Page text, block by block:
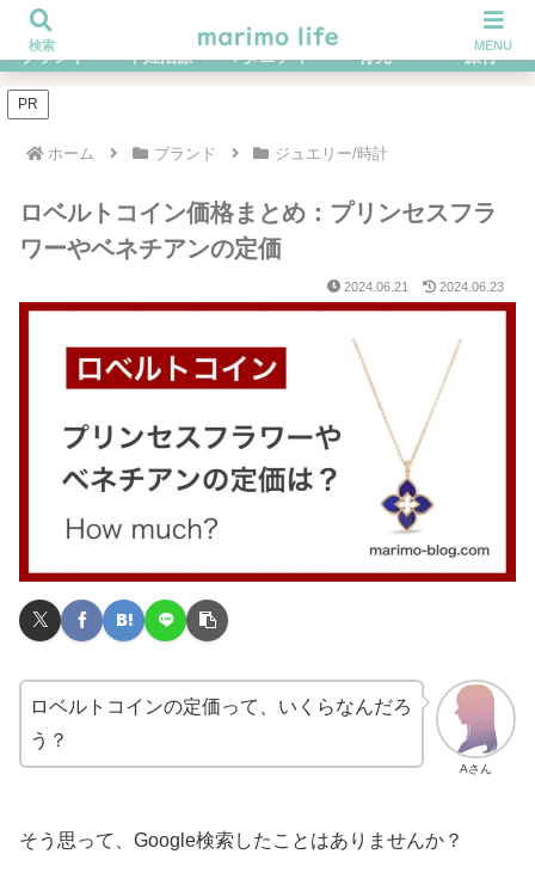
ブランド 不妊治療 マタニティ 育児 旅行
PR
ホーム ブランド ジュエリー/時計
ロベルトコイン価格まとめ：プリンセスフラ
ワーやベネチアンの定価
2024.06.21 2024.06.23
Aさん
ロベルトコインの定価って、いくらなんだろ
う？
そう思って、Google検索したことはありませんか？
検索 MENU